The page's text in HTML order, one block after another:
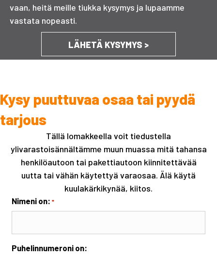
vaan, heitä meille tiukka kysymys ja lupaamme
vastata nopeasti.
LÄHETÄ KYSYMYS >
Kysy puuttuvaa osaa tai pyydä
tarjous
Tällä lomakkeella voit tiedustella
ylivarastoisännältämme muun muassa mitä tahansa
henkilöautoon tai pakettiautoon kiinnitettävää
uutta tai vähän käytettyä varaosaa. Älä käytä
kuulakärkikynää, kiitos.
Nimeni on: *
Puhelinnumeroni on: